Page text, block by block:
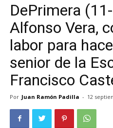
DePrimera
Alfonso Vera,
labor para
senior de la
Francisco
Por Juan Ramón Padilla - 12